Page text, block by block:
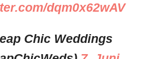
dqm0x62wAV
Chic Weddings